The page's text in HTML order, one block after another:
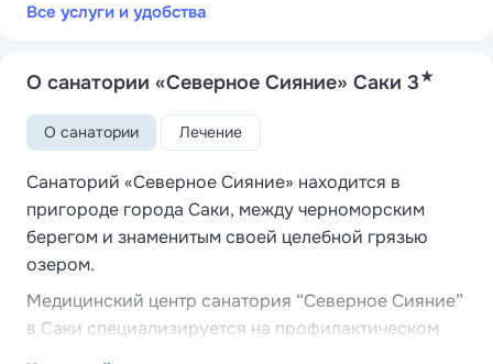
Все услуги и удобства
О санатории «Северное Сияние» Саки 3★
О санатории Лечение
Санаторий «Северное Сияние» находится в
пригороде города Саки, между черноморским
берегом и знаменитым своей целебной грязью
озером.
Медицинский центр санатория “Северное Сияние”
в Саки специализируется на профилактическом